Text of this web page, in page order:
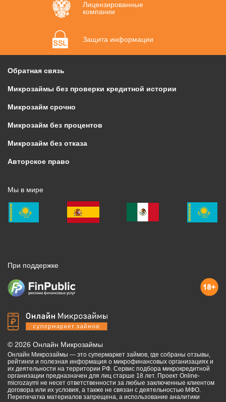
Лицензированные
компании
Защита информации
Обратная связь
Микрозаймы без проверки кредитной истории
Микрозайм срочно
Микрозайм без процентов
Микрозайм без отказа
Авторское право
Мы в мире
При поддержке
© 2026 Онлайн Микрозаймы
Онлайн Микрозаймы — это супермаркет займов, где собраны отзывы,
рейтинги и полезная информация о микрофинансовых организациях и
их деятельности на территории РФ. Сервис подбора микрокредитной
организации предназначен для лиц старше 18 лет. Проект Online-
microzaymi не несет ответственности за любые заключенные клиентом
договора или их условия, а также не связан с деятельностью МФО.
Перепечатка материалов запрещена, а использование аналитики